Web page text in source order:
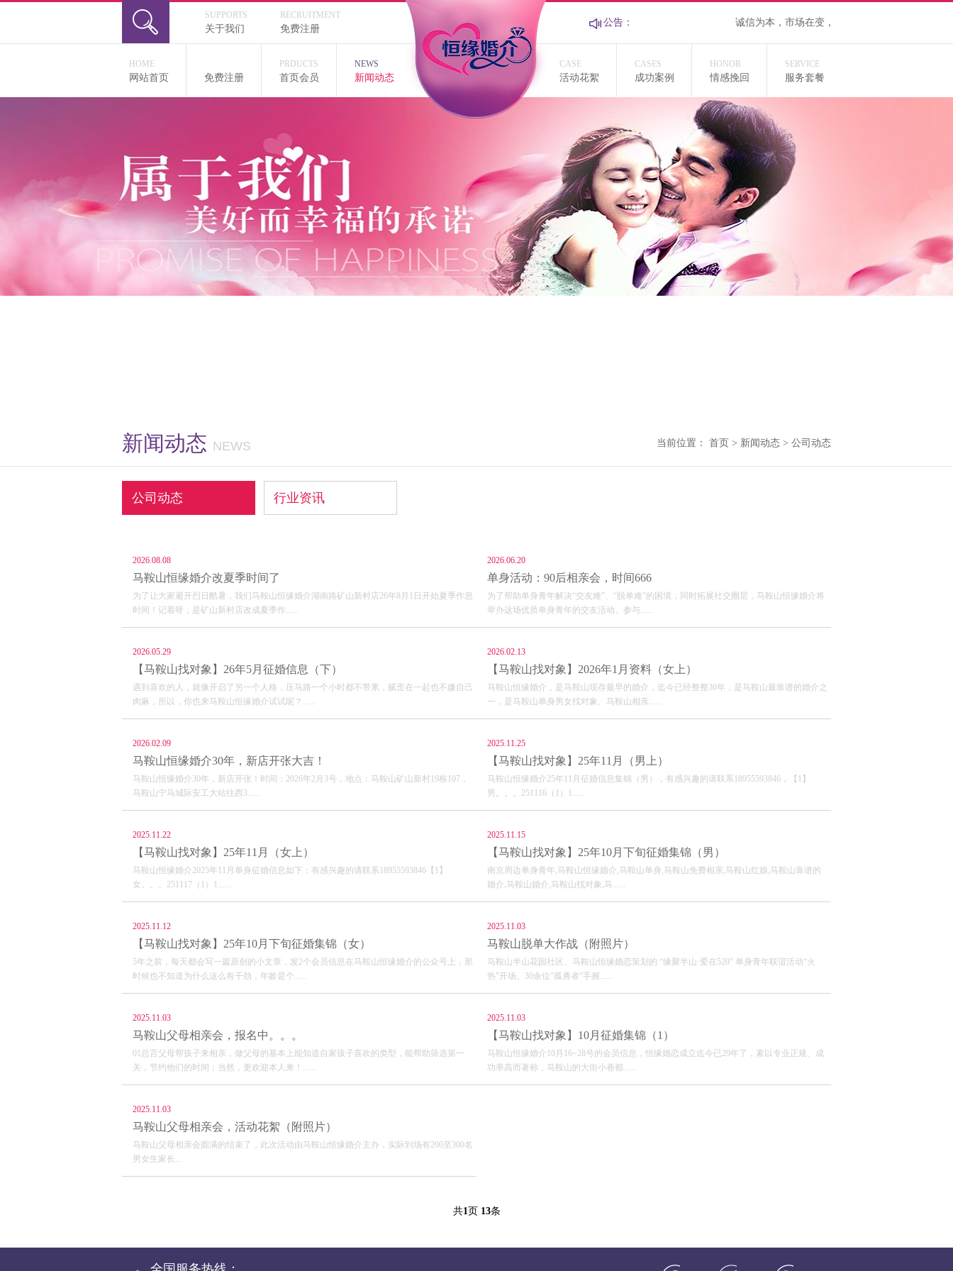
SUPPORTS
关于我们
RECRUITMENT
免费注册
公告： 诚信为本，市场在变，诚信永远不变...
HOME
网站首页 免费注册
PRDUCTS
首页会员
NEWS
新闻动态
CASE
活动花絮
CASES
成功案例
HONOR
情感挽回
SERVICE
服务套餐
新闻动态 NEWS 当前位置： 首页 > 新闻动态 > 公司动态
公司动态 行业资讯
2026.08.08
马鞍山恒缘婚介改夏季时间了
为了让大家避开烈日酷暑，我们马鞍山恒缘婚介湖南路矿山新村店26年8月1日开始夏季作息
时间！记着呀，是矿山新村店改成夏季作......
2026.06.20
单身活动：90后相亲会，时间666
为了帮助单身青年解决“交友难”、“脱单难”的困境，同时拓展社交圈层，马鞍山恒缘婚介将
举办这场优质单身青年的交友活动。参与......
2026.05.29
【马鞍山找对象】26年5月征婚信息（下）
遇到喜欢的人，就像开启了另一个人格，压马路一个小时都不带累，腻歪在一起也不嫌自己
肉麻，所以，你也来马鞍山恒缘婚介试试呢？......
2026.02.13
【马鞍山找对象】2026年1月资料（女上）
马鞍山恒缘婚介，是马鞍山现存最早的婚介，迄今已经整整30年，是马鞍山最靠谱的婚介之
一，是马鞍山单身男女找对象、马鞍山相亲......
2026.02.09
马鞍山恒缘婚介30年，新店开张大吉！
马鞍山恒缘婚介30年，新店开张！时间：2026年2月3号，地点：马鞍山矿山新村19栋107，
马鞍山宁马城际安工大站往西3......
2025.11.25
【马鞍山找对象】25年11月（男上）
马鞍山恒缘婚介25年11月征婚信息集锦（男），有感兴趣的请联系18955593846，【1】
男。。。251116（1）1......
2025.11.22
【马鞍山找对象】25年11月（女上）
马鞍山恒缘婚介2025年11月单身征婚信息如下：有感兴趣的请联系18955593846【1】
女。。。251117（1）1......
2025.11.15
【马鞍山找对象】25年10月下旬征婚集锦（男）
南京周边单身青年,马鞍山恒缘婚介,马鞍山单身,马鞍山免费相亲,马鞍山红娘,马鞍山靠谱的
婚介,马鞍山婚介,马鞍山找对象,马......
2025.11.12
【马鞍山找对象】25年10月下旬征婚集锦（女）
5年之前，每天都会写一篇原创的小文章，发2个会员信息在马鞍山恒缘婚介的公众号上，那
时候也不知道为什么这么有干劲，年龄是个......
2025.11.03
马鞍山脱单大作战（附照片）
马鞍山半山花园社区、马鞍山恒缘婚恋策划的 “缘聚半山·爱在520” 单身青年联谊活动“火
热”开场。30余位“孤勇者”手握......
2025.11.03
马鞍山父母相亲会，报名中。。。
01总言父母帮孩子来相亲，做父母的基本上能知道自家孩子喜欢的类型，能帮助筛选第一
关，节约他们的时间；当然，更欢迎本人来！......
2025.11.03
【马鞍山找对象】10月征婚集锦（1）
马鞍山恒缘婚介10月16~28号的会员信息，恒缘婚恋成立迄今已29年了，素以专业正规、成
功率高而著称，马鞍山的大街小巷都......
2025.11.03
马鞍山父母相亲会，活动花絮（附照片）
马鞍山父母相亲会圆满的结束了，此次活动由马鞍山恒缘婚介主办，实际到场有200至300名
男女生家长...
共1页 13条